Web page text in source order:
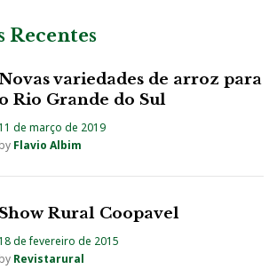
Recentes
variedades de arroz para
o Rio Grande do Sul
11 de março de 2019
by Flavio Albim
Show Rural Coopavel
18 de fevereiro de 2015
by Revistarural